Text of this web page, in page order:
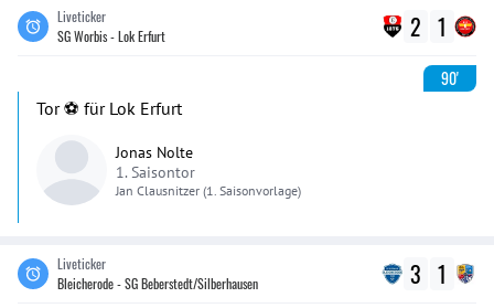
Liveticker
SG Worbis - Lok Erfurt
2 1
90'
Tor ⚽️ für Lok Erfurt
Jonas Nolte
1. Saisontor
Jan Clausnitzer (1. Saisonvorlage)
Liveticker
Bleicherode - SG Beberstedt/Silberhausen
3 1